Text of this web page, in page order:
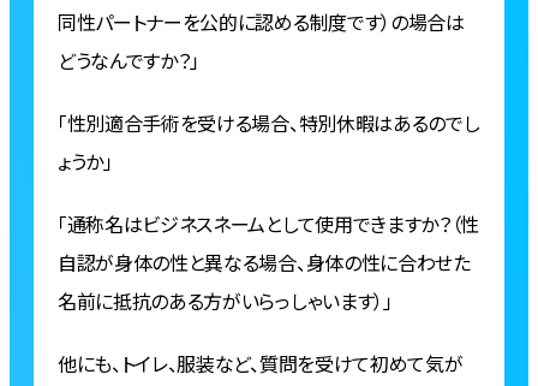
同性パートナーを公的に認める制度です）の場合は
どうなんですか？」
「性別適合手術を受ける場合、特別休暇はあるのでし
ょうか」
「通称名はビジネスネームとして使用できますか？（性
自認が身体の性と異なる場合、身体の性に合わせた
名前に抵抗のある方がいらっしゃいます）」
他にも、トイレ、服装など、質問を受けて初めて気が